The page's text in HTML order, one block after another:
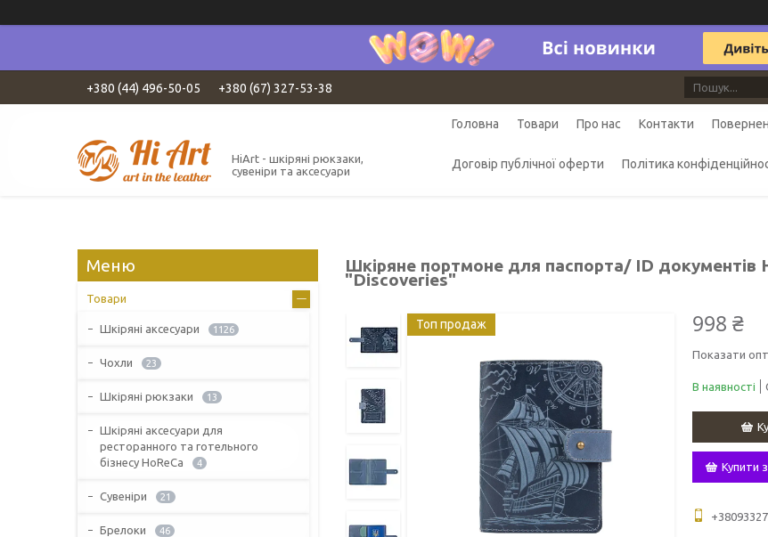
+380 (44) 496-50-05 +380 (67) 327-53-38
HiArt - шкіряні рюкзаки,
сувеніри та аксесуари
Головна Товари Про нас Контакти
Договір публічної оферти Політика
Шкіряне портмоне для паспорта/ ID документів
"Discoveries"
Топ продаж 998 ₴
Показати
В наявності
Купити з
Товари
Шкіряні аксесуари 1126
Чохли 23
Шкіряні рюкзаки 13
Шкіряні аксесуари для
ресторанного та готельного
бізнесу HoReCa
4
Сувеніри 21
Брелоки 46